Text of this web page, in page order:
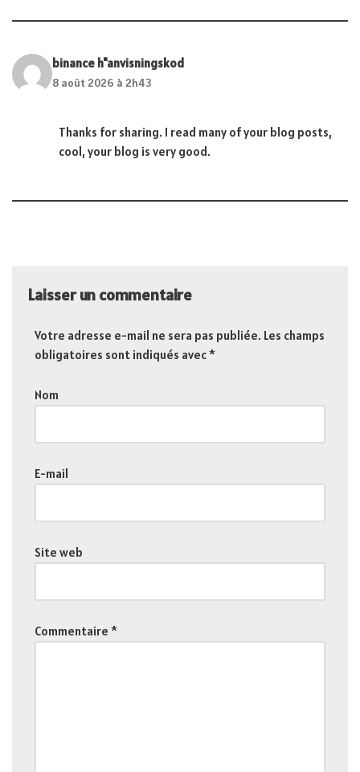
binance h"anvisningskod
8 août 2026 à 2h43
Thanks for sharing. I read many of your blog posts,
cool, your blog is very good.
Laisser un commentaire
Votre adresse e-mail ne sera pas publiée. Les champs
obligatoires sont indiqués avec*
Nom
E-mail
Site web
Commentaire *